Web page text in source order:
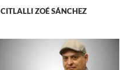
CITLALLI ZOÉ SÁNCHEZ